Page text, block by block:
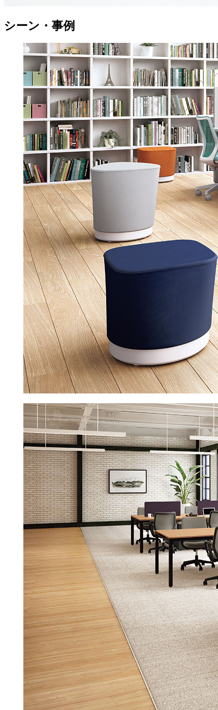
シーン・事例